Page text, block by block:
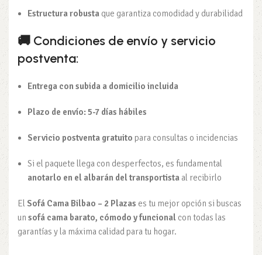
Estructura robusta que garantiza comodidad y durabilidad
🚚 Condiciones de envío y servicio
postventa:
Entrega con subida a domicilio incluida
Plazo de envío: 5-7 días hábiles
Servicio postventa gratuito para consultas o incidencias
Si el paquete llega con desperfectos, es fundamental
anotarlo en el albarán del transportista al recibirlo
ElSofá Cama Bilbao – 2 Plazas es tu mejor opción si buscas
un sofá cama barato, cómodo y funcional con todas las
garantías y la máxima calidad para tu hogar.